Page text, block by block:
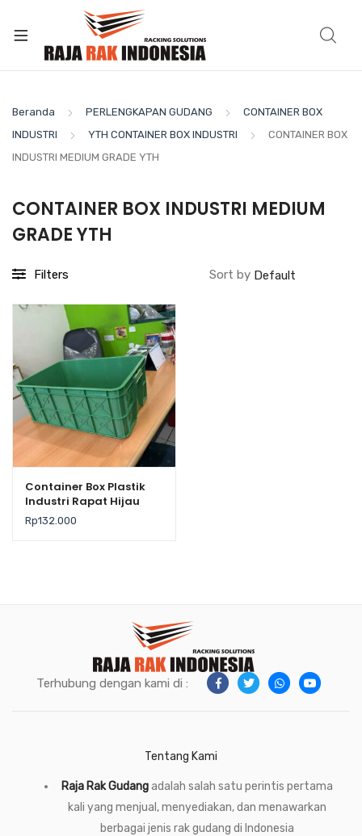
Beranda PERLENGKAPAN GUDANG
CONTAINER BOX
INDUSTRI
YTH CONTAINER BOX INDUSTRI
CONTAINER BOX
INDUSTRI MEDIUM GRADE YTH
CONTAINER BOX INDUSTRI MEDIUM
GRADE YTH
Filters Sort by
Container Box Plastik
Industri Rapat Hijau
Murah YTH-19B Medium
Grade Ukuran 61x41x24
Rp132.000
Terhubung dengan kami di :
Tentang Kami
Raja Rak Gudangadalah salah satu perintis pertama
kali yang menjual, menyediakan, dan menawarkan
berbagai jenis rak gudang di Indonesia